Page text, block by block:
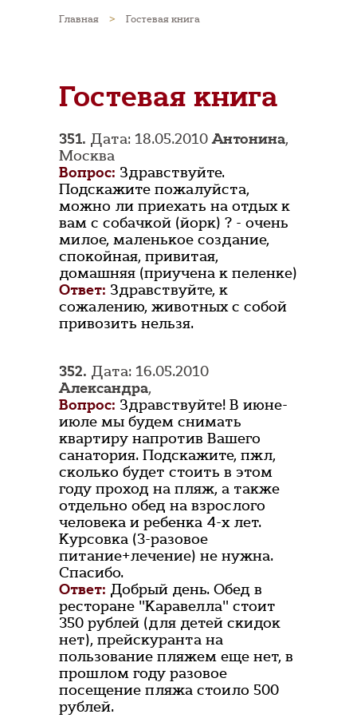
Главная > Гостевая книга
Гостевая книга
351. Дата: 18.05.2010Антонина,
Москва
Вопрос: Здравствуйте.
Подскажите пожалуйста,
можно ли приехать на отдых к
вам с собачкой (йорк) ? - очень
милое, маленькое создание,
спокойная, привитая,
домашняя (приучена к пеленке)
Ответ: Здравствуйте, к
сожалению, животных с собой
привозить нельзя.
352. Дата: 16.05.2010
Александра,
Вопрос: Здравствуйте! В июне-
июле мы будем снимать
квартиру напротив Вашего
санатория. Подскажите, пжл,
сколько будет стоить в этом
году проход на пляж, а также
отдельно обед на взрослого
человека и ребенка 4-х лет.
Курсовка (3-разовое
питание+лечение) не нужна.
Спасибо.
Ответ: Добрый день. Обед в
ресторане "Каравелла" стоит
350 рублей (для детей скидок
нет), прейскуранта на
пользование пляжем еще нет, в
прошлом году разовое
посещение пляжа стоило 500
рублей.